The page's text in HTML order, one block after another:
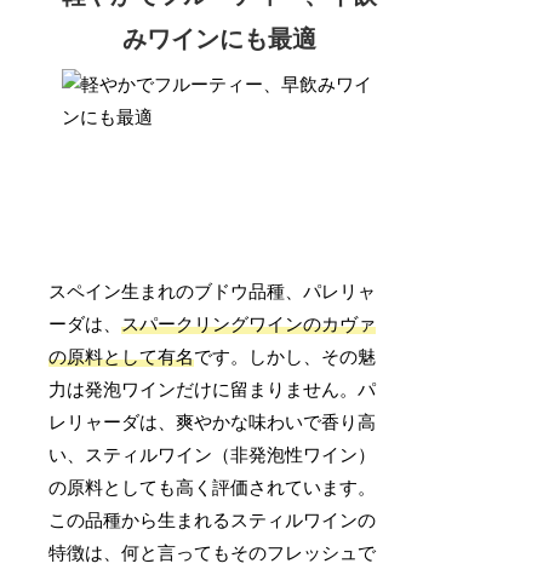
みワインにも最適
スペイン生まれのブドウ品種、パレリャ
ーダは、スパークリングワインのカヴァ
の原料として有名です。しかし、その魅
力は発泡ワインだけに留まりません。パ
レリャーダは、爽やかな味わいで香り高
い、スティルワイン（非発泡性ワイン）
の原料としても高く評価されています。
この品種から生まれるスティルワインの
特徴は、何と言ってもそのフレッシュで